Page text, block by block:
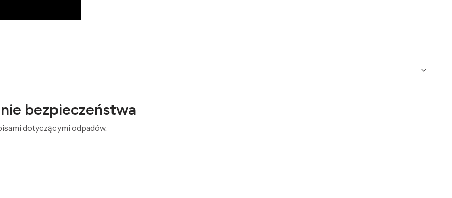
bezpieczeństwa
dotyczącymi odpadów.